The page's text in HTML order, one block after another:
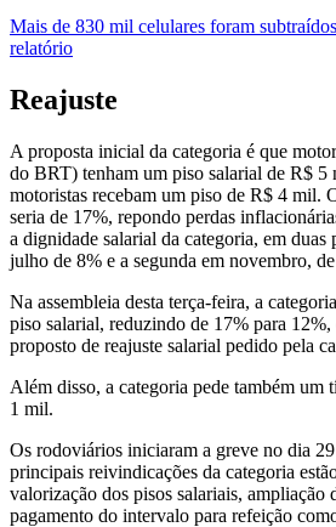
Mais de 830 mil celulares foram
relatório
Reajuste
A proposta inicial da categoria é que
do BRT) tenham um piso salarial de R$ 5
motoristas recebam um piso de R$ 4 mil.
seria de 17%, repondo perdas
a dignidade salarial da categoria, em duas
julho de 8% e a segunda em novembro,
Na assembleia desta terça-feira, a
piso salarial, reduzindo de 17% para
proposto de reajuste salarial pedido pela
Além disso, a categoria pede também um
1 mil.
Os rodoviários iniciaram a greve no dia
principais reivindicações da categoria
valorização dos pisos salariais, ampliação
pagamento do intervalo para refeição